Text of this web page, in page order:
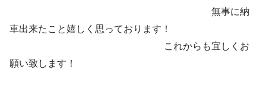
無事に納
車出来たこと嬉しく思っております！
これからも宜しくお
願い致します！